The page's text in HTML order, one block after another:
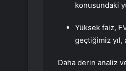
konusundaki
Yüksek faiz,
geçtiğimiz yıl,
Daha derin analiz